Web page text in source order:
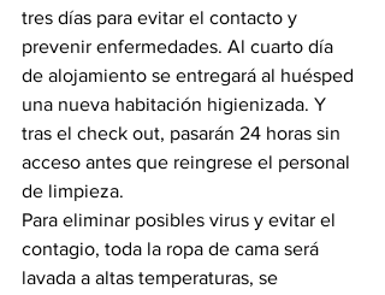
tres días para evitar el contacto y
prevenir enfermedades. Al cuarto día
de alojamiento se entregará al huésped
una nueva habitación higienizada. Y
tras el check out, pasarán 24 horas sin
acceso antes que reingrese el personal
de limpieza.
Para eliminar posibles virus y evitar el
contagio, toda la ropa de cama será
lavada a altas temperaturas, se